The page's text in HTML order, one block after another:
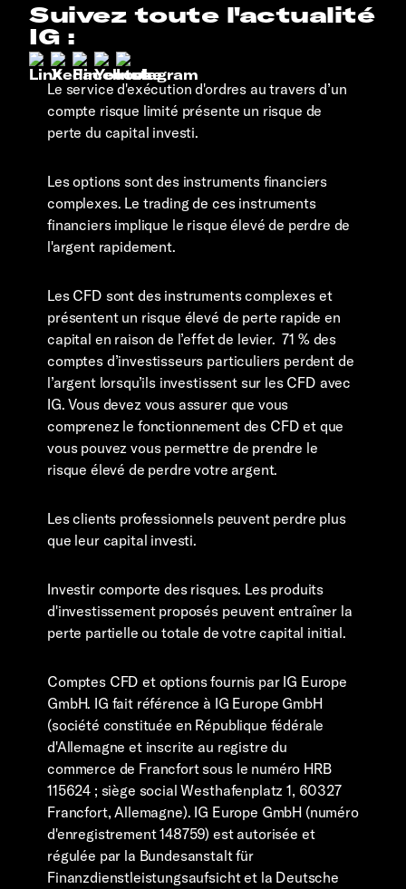
Suivez toute l'actualité
IG :
Le service d'exécution d'ordres au travers d’un
compte risque limité présente un risque de
perte du capital investi.
Les options sont des instruments financiers
complexes. Le trading de ces instruments
financiers implique le risque élevé de perdre de
l'argent rapidement.
Les CFD sont des instruments complexes et
présentent un risque élevé de perte rapide en
capital en raison de l’effet de levier. 71 % des
comptes d’investisseurs particuliers perdent de
l’argent lorsqu’ils investissent sur les CFD avec
IG. Vous devez vous assurer que vous
comprenez le fonctionnement des CFD et que
vous pouvez vous permettre de prendre le
risque élevé de perdre votre argent.
Les clients professionnels peuvent perdre plus
que leur capital investi.
Investir comporte des risques. Les produits
d'investissement proposés peuvent entraîner la
perte partielle ou totale de votre capital initial.
Comptes CFD et options fournis par IG Europe
GmbH. IG fait référence à IG Europe GmbH
(société constituée en République fédérale
d'Allemagne et inscrite au registre du
commerce de Francfort sous le numéro HRB
115624 ; siège social Westhafenplatz 1, 60327
Francfort, Allemagne). IG Europe GmbH (numéro
d'enregistrement 148759) est autorisée et
régulée par la Bundesanstalt für
Finanzdienstleistungsaufsicht et la Deutsche